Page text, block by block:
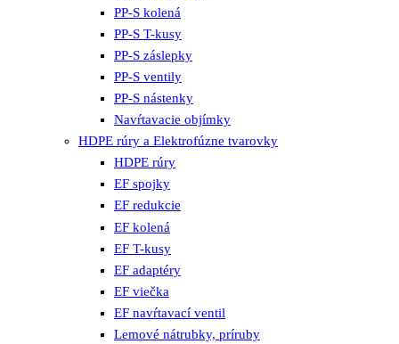
PP-S kolená
PP-S T-kusy
PP-S záslepky
PP-S ventily
PP-S nástenky
Navŕtavacie objímky
HDPE rúry a Elektrofúzne tvarovky
HDPE rúry
EF spojky
EF redukcie
EF kolená
EF T-kusy
EF adaptéry
EF viečka
EF navŕtavací ventil
Lemové nátrubky, príruby